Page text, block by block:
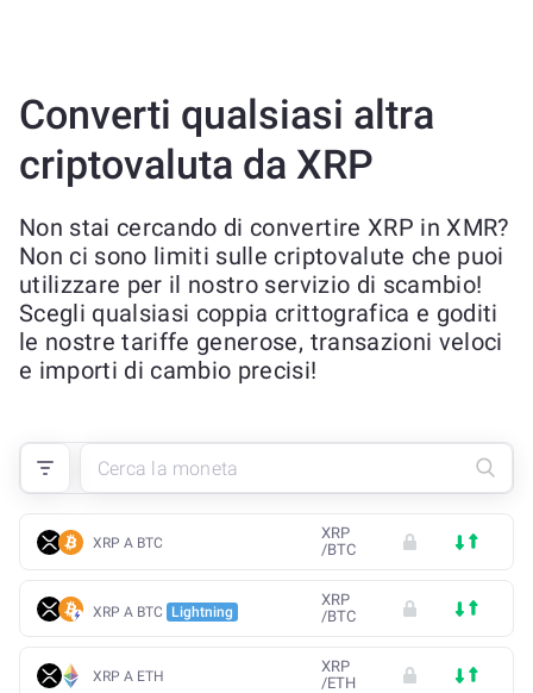
Converti qualsiasi altra
criptovaluta da XRP
Non stai cercando di convertire XRP in XMR?
Non ci sono limiti sulle criptovalute che puoi
utilizzare per il nostro servizio di scambio!
Scegli qualsiasi coppia crittografica e goditi
le nostre tariffe generose, transazioni veloci
e importi di cambio precisi!
XRP A BTC
XRP
/BTC
XRP A BTC Lightning
XRP
/BTC
XRP A ETH
XRP
/ETH